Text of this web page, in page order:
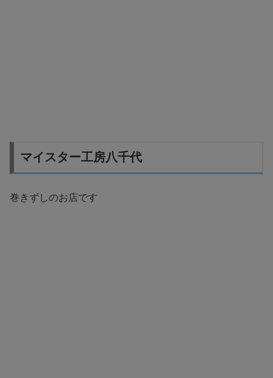
マイスター工房八千代
巻きずしのお店です